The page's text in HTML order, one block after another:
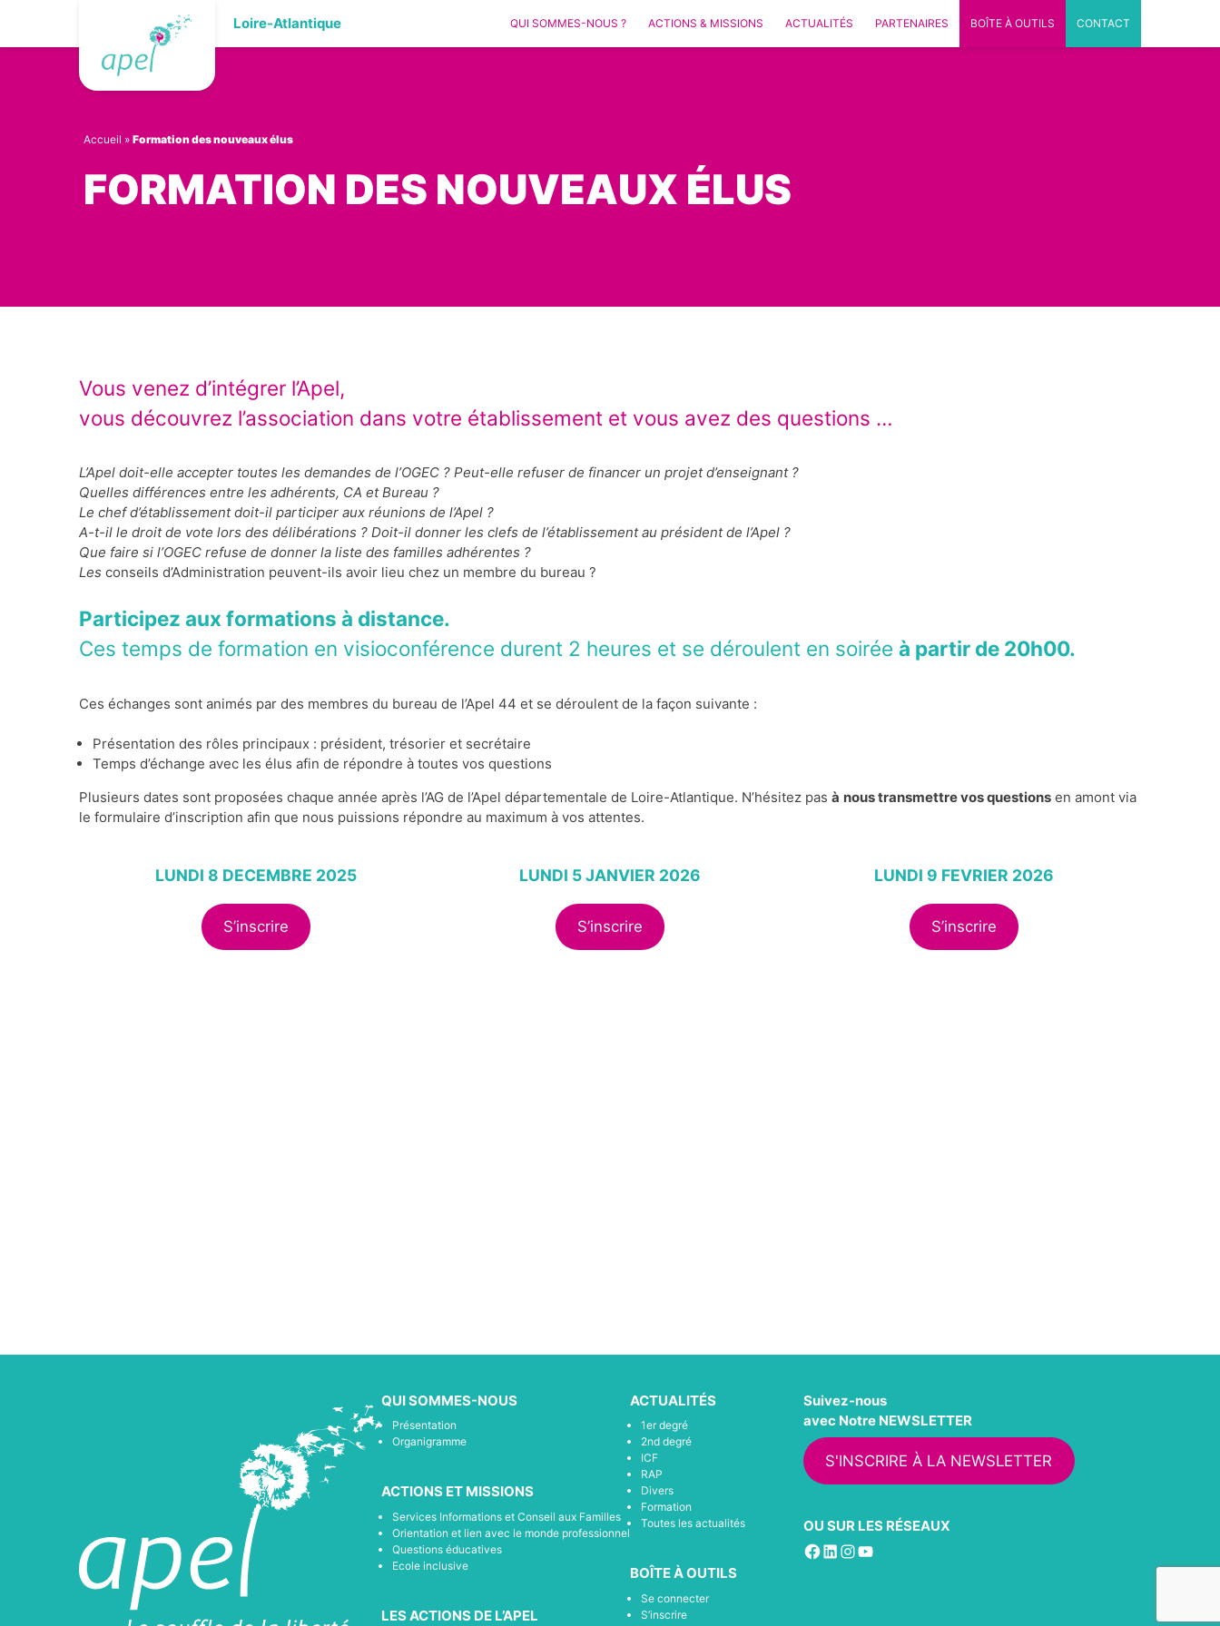
content
Loire-Atlantique QUI SOMMES-NOUS ? ACTIONS & MISSIONS ACTUALITÉS PARTENAIRES BOÎTE À OUTILS CONTACT
Accueil » Formation des nouveaux élus
FORMATION DES NOUVEAUX ÉLUS
Vous venez d’intégrer l’Apel,
vous découvrez l’association dans votre établissement et vous avez des questions …
L’Apel doit-elle accepter toutes les demandes de l’OGEC ? Peut-elle refuser de financer un projet d’enseignant ?
Quelles différences entre les adhérents, CA et Bureau ?
Le chef d’établissement doit-il participer aux réunions de l’Apel ?
A-t-il le droit de vote lors des délibérations ? Doit-il donner les clefs de l’établissement au président de l’Apel ?
Que faire si l’OGEC refuse de donner la liste des familles adhérentes ?
Les conseils d’Administration peuvent-ils avoir lieu chez un membre du bureau ?
Participez aux formations à distance.
Ces temps de formation en visioconférence durent 2 heures et se déroulent en soirée à partir de 20h00.
Ces échanges sont animés par des membres du bureau de l’Apel 44 et se déroulent de la façon suivante :
Présentation des rôles principaux : président, trésorier et secrétaire
Temps d’échange avec les élus afin de répondre à toutes vos questions
Plusieurs dates sont proposées chaque année après l’AG de l’Apel départementale de Loire-Atlantique. N’hésitez pas à nous transmettre vos questions en amont via
le formulaire d’inscription afin que nous puissions répondre au maximum à vos attentes.
LUNDI 8 DECEMBRE 2025
S’inscrire
LUNDI 5 JANVIER 2026
S’inscrire
LUNDI 9 FEVRIER 2026
S’inscrire
QUI SOMMES-NOUS
Présentation
Organigramme
ACTIONS ET MISSIONS
Services Informations et Conseil aux Familles
Orientation et lien avec le monde professionnel
Questions éducatives
Ecole inclusive
LES ACTIONS DE L’APEL
ACTUALITÉS
1er degré
2nd degré
ICF
RAP
Divers
Formation
Toutes les actualités
BOÎTE À OUTILS
Se connecter
S’inscrire
Suivez-nous
avec Notre NEWSLETTER
S'INSCRIRE À LA NEWSLETTER
OU SUR LES RÉSEAUX
Facebook
LinkedIn
Instagram
YouTube